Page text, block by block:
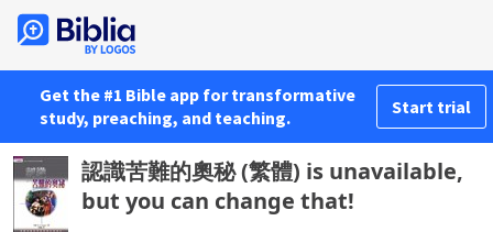
Get the #1 Bible app for transformative
study, preaching, and teaching.
Start trial
認識苦難的奧秘 (繁體) is unavailable,
but you can change that!